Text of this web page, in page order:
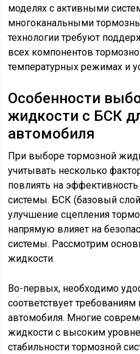
моделях с активными
многоканальными
технологии требуют
всех компонентов
температурных режимах и
Особенности
жидкости с БСК
автомобиля
При выборе тормозной
учитывать несколько
повлиять на
системы. БСК (базовый слой
улучшение сцепления
напрямую влияет на
системы. Рассмотрим
жидкости.
Во-первых, необходимо
соответствует
автомобиля. Многие
жидкости с высоким
стабильности тормозной